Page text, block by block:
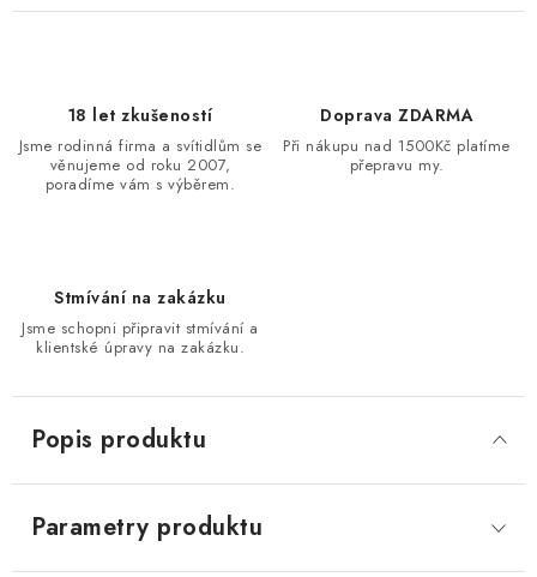
18 let zkušeností
Jsme rodinná firma a svítidlům se
věnujeme od roku 2007,
poradíme vám s výběrem.
Doprava ZDARMA
Při nákupu nad 1500Kč platíme
přepravu my.
Stmívání na zakázku
Jsme schopni připravit stmívání a
klientské úpravy na zakázku.
Popis produktu
Parametry produktu